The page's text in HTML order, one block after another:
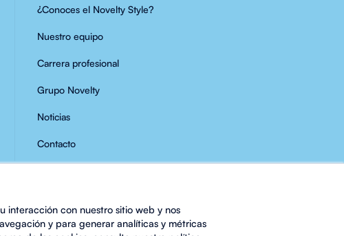
interacción con nuestro sitio web y nos
y para generar analíticas y métricas
¿Conoces el Novelty Style?
Nuestro equipo
Carrera profesional
Grupo Novelty
Noticias
Contacto